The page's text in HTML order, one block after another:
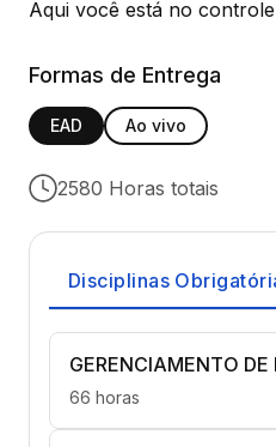
Aqui você está no
Formas de Entrega
EAD Ao vivo
2580 Horas totais
Disciplinas
GERENCIAMENTO DE
66 horas